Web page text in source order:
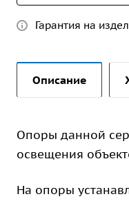
Гарантия на
Описание
Опоры данной
освещения
На опоры